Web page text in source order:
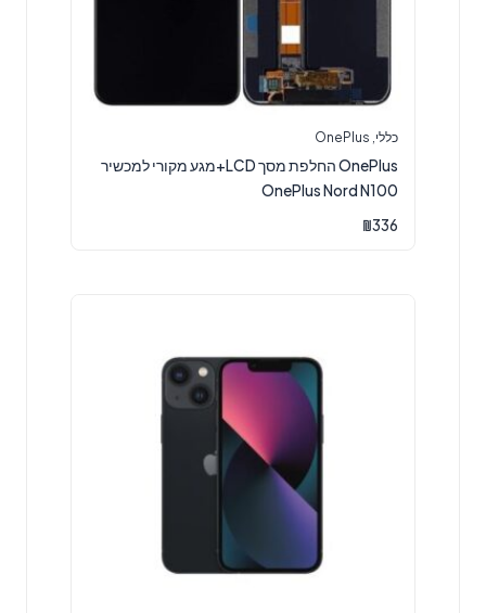
כללי OnePlus
OnePlus החלפת מסך LCD+מגע מקורי למכשיר
OnePlus Nord N100
₪336